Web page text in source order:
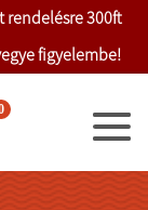
rendelésre 300ft
figyelembe!